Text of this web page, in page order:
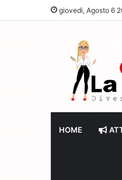
giovedì, Agosto 6
HOME